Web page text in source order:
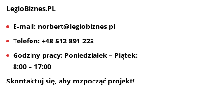
LegioBiznes.PL
E-mail:norbert@legiobiznes.pl
Telefon:+48 512 891 223
Godziny pracy:Poniedziałek – Piątek:
8:00 – 17:00
Skontaktuj się, aby rozpocząć projekt!